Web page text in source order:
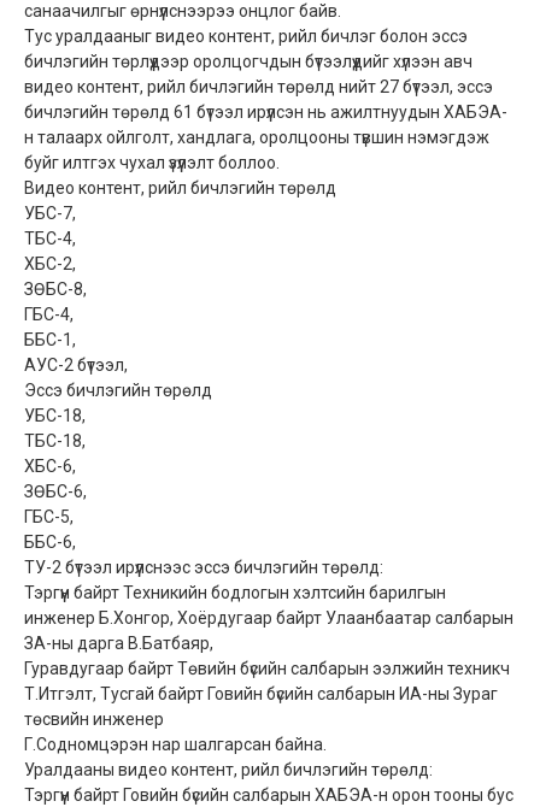
санаачилгыг өрнүүлснээрээ онцлог байв.
Тус уралдааныг видео контент, рийл бичлэг болон эссэ
бичлэгийн төрлүүдээр оролцогчдын бүтээлүүдийг хүлээн авч
видео контент, рийл бичлэгийн төрөлд нийт 27 бүтээл, эссэ
бичлэгийн төрөлд 61 бүтээл ирүүлсэн нь ажилтнуудын ХАБЭА-
н талаарх ойлголт, хандлага, оролцооны түвшин нэмэгдэж
буйг илтгэх чухал үзүүлэлт боллоо.
Видео контент, рийл бичлэгийн төрөлд
УБС-7,
ТБС-4,
ХБС-2,
ЗӨБС-8,
ГБС-4,
ББС-1,
АУС-2 бүтээл,
Эссэ бичлэгийн төрөлд
УБС-18,
ТБС-18,
ХБС-6,
ЗӨБС-6,
ГБС-5,
ББС-6,
ТУ-2 бүтээл ирүүлснээс эссэ бичлэгийн төрөлд:
Тэргүүн байрт Техникийн бодлогын хэлтсийн барилгын
инженер Б.Хонгор, Хоёрдугаар байрт Улаанбаатар салбарын
ЗА-ны дарга В.Батбаяр,
Гуравдугаар байрт Төвийн бүсийн салбарын ээлжийн техникч
Т.Итгэлт, Тусгай байрт Говийн бүсийн салбарын ИА-ны Зураг
төсвийн инженер
Г.Содномцэрэн нар шалгарсан байна.
Уралдааны видео контент, рийл бичлэгийн төрөлд:
Тэргүүн байрт Говийн бүсийн салбарын ХАБЭА-н орон тооны бус